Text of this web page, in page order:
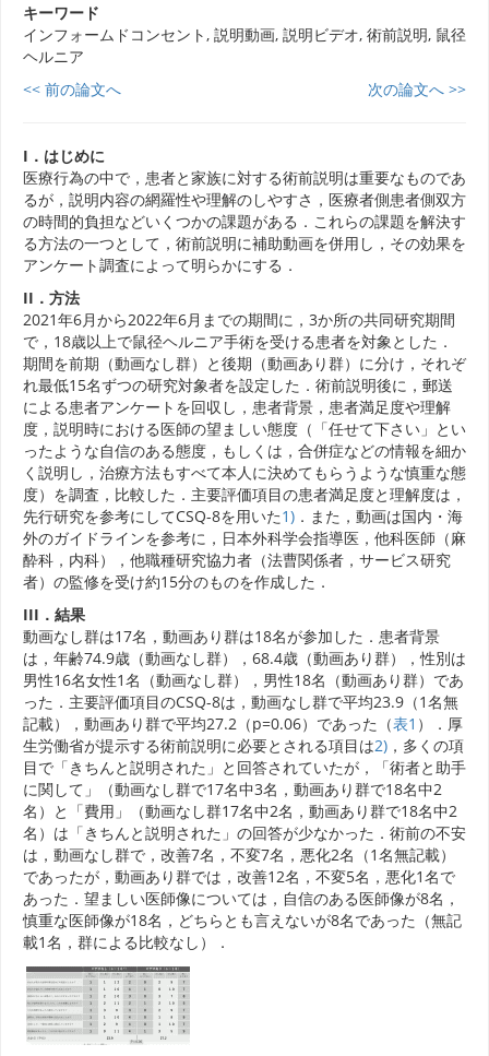
キーワード
インフォームドコンセント, 説明動画, 説明ビデオ, 術前説明, 鼠径
ヘルニア
<< 前の論文へ
次の論文へ >>
I．はじめに
医療行為の中で，患者と家族に対する術前説明は重要なものであ
るが，説明内容の網羅性や理解のしやすさ，医療者側患者側双方
の時間的負担などいくつかの課題がある．これらの課題を解決す
る方法の一つとして，術前説明に補助動画を併用し，その効果を
アンケート調査によって明らかにする．
II．方法
2021年6月から2022年6月までの期間に，3か所の共同研究期間
で，18歳以上で鼠径ヘルニア手術を受ける患者を対象とした．
期間を前期（動画なし群）と後期（動画あり群）に分け，それぞ
れ最低15名ずつの研究対象者を設定した．術前説明後に，郵送
による患者アンケートを回収し，患者背景，患者満足度や理解
度，説明時における医師の望ましい態度（「任せて下さい」とい
ったような自信のある態度，もしくは，合併症などの情報を細か
く説明し，治療方法もすべて本人に決めてもらうような慎重な態
度）を調査，比較した．主要評価項目の患者満足度と理解度は，
先行研究を参考にしてCSQ-8を用いた1) ．また，動画は国内・海
外のガイドラインを参考に，日本外科学会指導医，他科医師（麻
酔科，内科），他職種研究協力者（法曹関係者，サービス研究
者）の監修を受け約15分のものを作成した．
III．結果
動画なし群は17名，動画あり群は18名が参加した．患者背景
は，年齢74.9歳（動画なし群），68.4歳（動画あり群），性別は
男性16名女性1名（動画なし群），男性18名（動画あり群）であ
った．主要評価項目のCSQ-8は，動画なし群で平均23.9（1名無
記載），動画あり群で平均27.2（p=0.06）であった（表1 ）．厚
生労働省が提示する術前説明に必要とされる項目は2) ，多くの項
目で「きちんと説明された」と回答されていたが，「術者と助手
に関して」（動画なし群で17名中3名，動画あり群で18名中2
名）と「費用」（動画なし群17名中2名，動画あり群で18名中2
名）は「きちんと説明された」の回答が少なかった．術前の不安
は，動画なし群で，改善7名，不変7名，悪化2名（1名無記載）
であったが，動画あり群では，改善12名，不変5名，悪化1名で
あった．望ましい医師像については，自信のある医師像が8名，
慎重な医師像が18名，どちらとも言えないが8名であった（無記
載1名，群による比較なし）．